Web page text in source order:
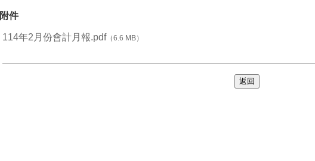
附件
114年2月份會計月報.pdf（6.6 MB）
返回